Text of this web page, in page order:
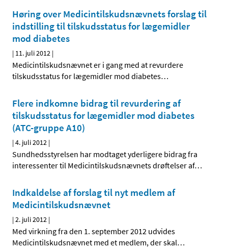
Høring over Medicintilskuds­nævnets forslag til
indstilling til tilskudsstatus for lægemidler
mod diabetes
| 11. juli 2012 |
Medicintilskudsnævnet er i gang med at revurdere
tilskudsstatus for lægemidler mod diabetes…
Flere indkomne bidrag til revurdering af
tilskudsstatus for lægemidler mod diabetes
(ATC-gruppe A10)
|4. juli 2012 |
Sundhedsstyrelsen har modtaget yderligere bidrag fra
interessenter til Medicintilskudsnævnets drøftelser af…
Indkaldelse af forslag til nyt medlem af
Medicintilskudsnævnet
|2. juli 2012 |
Med virkning fra den 1. september 2012 udvides
Medicintilskudsnævnet med et medlem, der skal…